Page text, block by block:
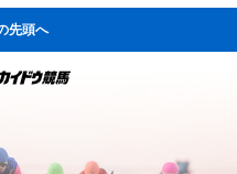
先頭へ